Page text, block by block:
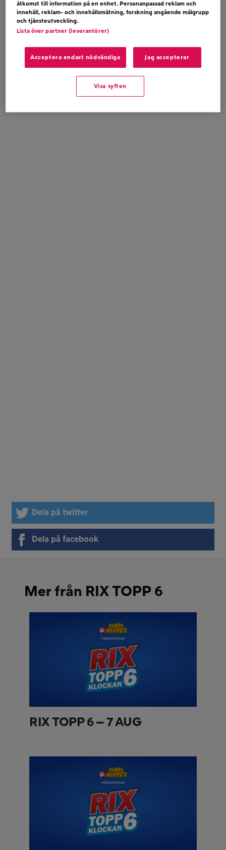
Dela på twitter
Dela på facebook
Mer från RIX TOPP 6
RIX TOPP 6 – 7 AUG
åtkomst till information på en enhet. Personanpassad reklam och
innehåll, reklam- och innehållsmätning, forskning angående målgrupp
och tjänsteutveckling.
Lista över partner (leverantörer)
Acceptera endast nödvändiga Jag accepterar
Visa syften